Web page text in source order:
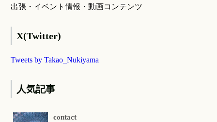
出張・イベント情報・動画コンテンツ
X(Twitter)
Tweets by Takao_Nukiyama
人気記事
contact